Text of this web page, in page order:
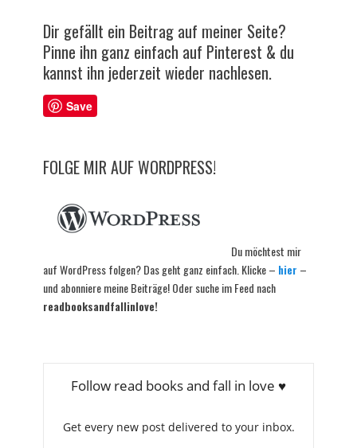
Dir gefällt ein Beitrag auf meiner Seite?
Pinne ihn ganz einfach auf Pinterest & du
kannst ihn jederzeit wieder nachlesen.
Save
FOLGE MIR AUF WORDPRESS!
Du möchtest mir
auf WordPress folgen? Das geht ganz einfach. Klicke – hier –
und abonniere meine Beiträge! Oder suche im Feed nach
readbooksandfallinlove!